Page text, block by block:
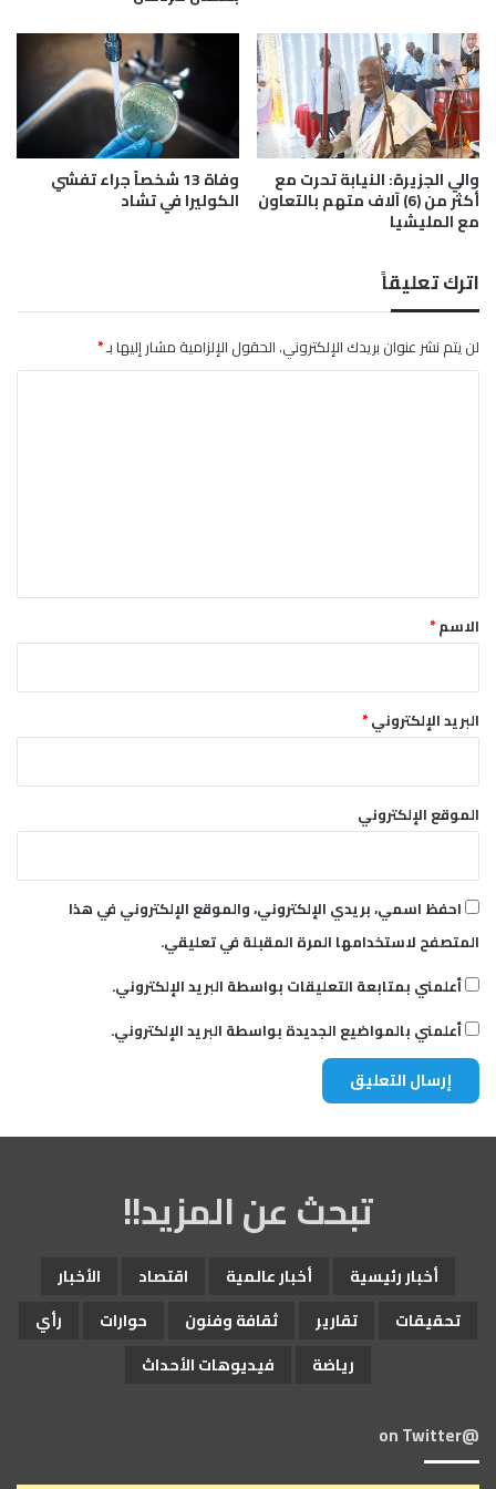
ه
د
د
ة
و
ع
ح
م
د
و
ك
والي الجزيرة: النيابة تحرت مع
أكثر من (6) آلاف متهم بالتعاون
مع المليشيا
وفاة 13 شخصاً جراء تفشي
الكوليرا في تشاد
اترك تعليقاً
لن يتم نشر عنوان بريدك الإلكتروني.الحقول الإلزامية مشار إليها بـ*
*الاسم*
البريد الإلكتروني*
الموقع الإلكتروني
احفظ اسمي، بريدي الإلكتروني، والموقع الإلكتروني في هذا
المتصفح لاستخدامها المرة المقبلة في تعليقي.
أعلمني بمتابعة التعليقات بواسطة البريد الإلكتروني.
أعلمني بالمواضيع الجديدة بواسطة البريد الإلكتروني.
تبحث عن المزيد!!
أخبار رئيسية أخبار عالمية اقتصاد
الأخبار
تحقيقات
تقارير ثقافة وفنون حوارات
رأي
رياضة
فيديوهات الأحداث
@on Twitter